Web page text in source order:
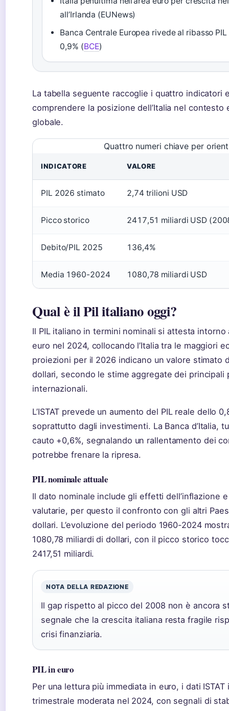
all’Irlanda (EUNews)
Banca Centrale Europea rivede al ribasso
0,9% (BCE)
La tabella seguente raccoglie i quattro indicatori
comprendere la posizione dell’Italia nel contesto
globale.
Quattro numeri chiave per
INDICATORE VALORE
PIL 2026 stimato 2,74 trilioni USD
Picco storico 2417,51 miliardi USD
Debito/PIL 2025 136,4%
Media 1960-2024 1080,78 miliardi USD
Qual è il Pil italiano oggi?
Il PIL italiano in termini nominali si attesta intorno
euro nel 2024, collocando l’Italia tra le maggiori
proiezioni per il 2026 indicano un valore stimato
dollari, secondo le stime aggregate dei principali
internazionali.
L’ISTAT prevede un aumento del PIL reale dello
soprattutto dagli investimenti. La Banca d’Italia,
cauto +0,6%, segnalando un rallentamento dei
potrebbe frenare la ripresa.
PIL nominale attuale
Il dato nominale include gli effetti dell’inflazione
valutarie, per questo il confronto con gli altri
dollari. L’evoluzione del periodo 1960-2024
1080,78 miliardi di dollari, con il picco storico
2417,51 miliardi.
NOTA DELLA REDAZIONE
Il gap rispetto al picco del 2008 non è ancora
segnale che la crescita italiana resta fragile
crisi finanziaria.
PIL in euro
Per una lettura più immediata in euro, i dati
trimestrale moderata nel 2024, con segnali di